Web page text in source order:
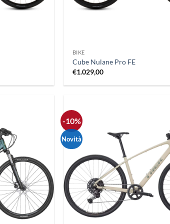
BIKE
Cube Nulane Pro FE
€1.029,00
-10%
Novità